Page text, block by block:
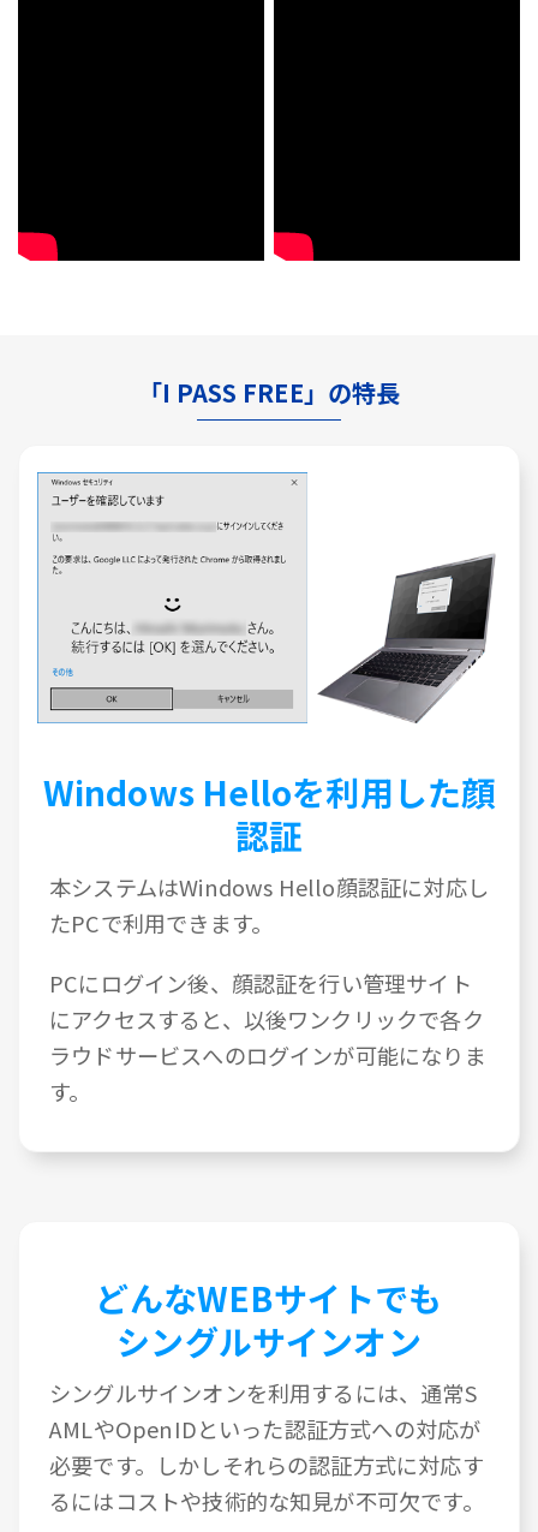
「I PASS FREE」の特長
Windows Helloを利用した顔
認証
本システムはWindows Hello顔認証に対応し
たPCで利用できます。
PCにログイン後、顔認証を行い管理サイト
にアクセスすると、以後ワンクリックで各ク
ラウドサービスへのログインが可能になりま
す。
どんなWEBサイトでも
シングルサインオン
シングルサインオンを利用するには、通常S
AMLやOpenIDといった認証方式への対応が
必要です。しかしそれらの認証方式に対応す
るにはコストや技術的な知見が不可欠です。